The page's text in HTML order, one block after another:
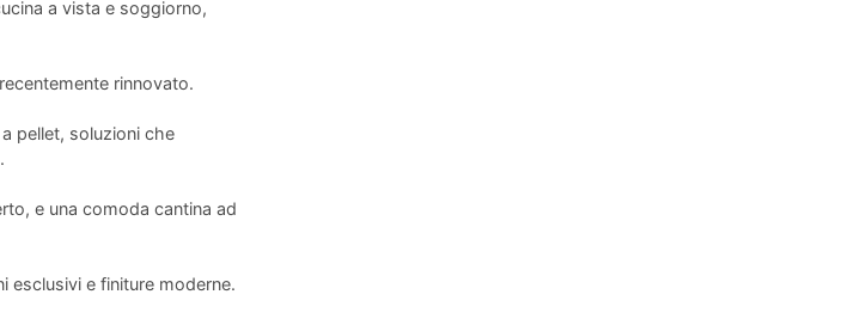
a vista e soggiorno,
rinnovato.
pellet, soluzioni che
e una comoda cantina ad
esclusivi e finiture moderne.